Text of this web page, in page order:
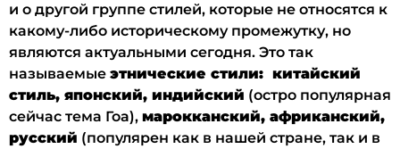
и о другой группе стилей, которые не относятся к
какому-либо историческому промежутку, но
являются актуальными сегодня. Это так
называемые этнические стили: китайский
стиль, японский, индийский (остро популярная
сейчас тема Гоа), марокканский, африканский,
русский (популярен как в нашей стране, так и в